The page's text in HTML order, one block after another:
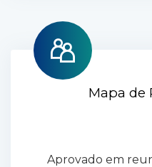
Mapa de
Aprovado em